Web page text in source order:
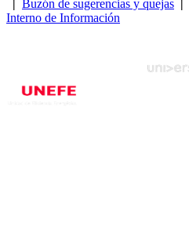
| Buzón de sugerencias y quejas |
Interno de Información